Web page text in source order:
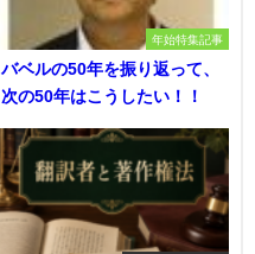
年始特集記事
バベルの50年を振り返って、
次の50年はこうしたい！！